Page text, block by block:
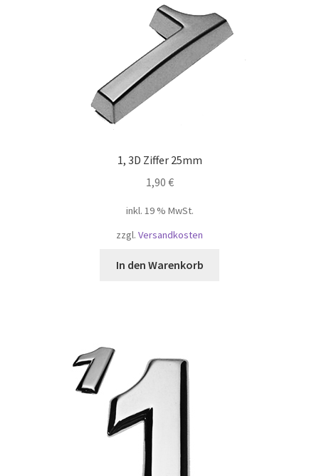
1, 3D Ziffer 25mm
1,90 €
inkl. 19 % MwSt.
zzgl. Versandkosten
In den Warenkorb